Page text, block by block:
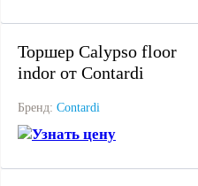
Торшер Calypso floor
indor от Contardi
Бренд: Contardi
Узнать цену